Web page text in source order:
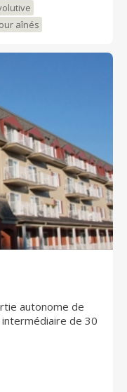
aînés
autonome de
intermédiaire de 30